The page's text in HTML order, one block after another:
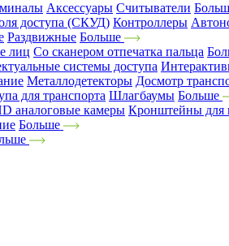
Аксессуары Считыватели
доступа (СКУД) Контроллеры
Раздвижные Больше
лиц Со сканером отпечатка пальца
системы доступа
Металлодетекторы Досмотр
для транспорта Шлагбаумы Больше
аналоговые камеры Кронштейны для
Больше